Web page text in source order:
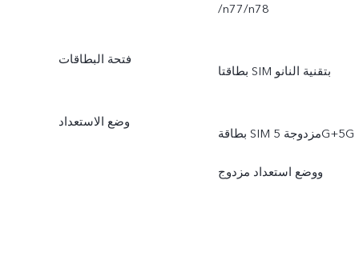
/n77/n78
فتحة البطاقات
بطاقتا SIM بتقنية النانو
وضع الاستعداد
بطاقة SIM مزدوجة 5G+5G
ووضع استعداد مزدوج